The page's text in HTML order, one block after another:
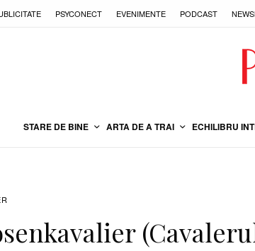
PSYCONECT EVENIMENTE PODCAST
STARE DE BINE ARTA DE A TRAI ECHILIBRU